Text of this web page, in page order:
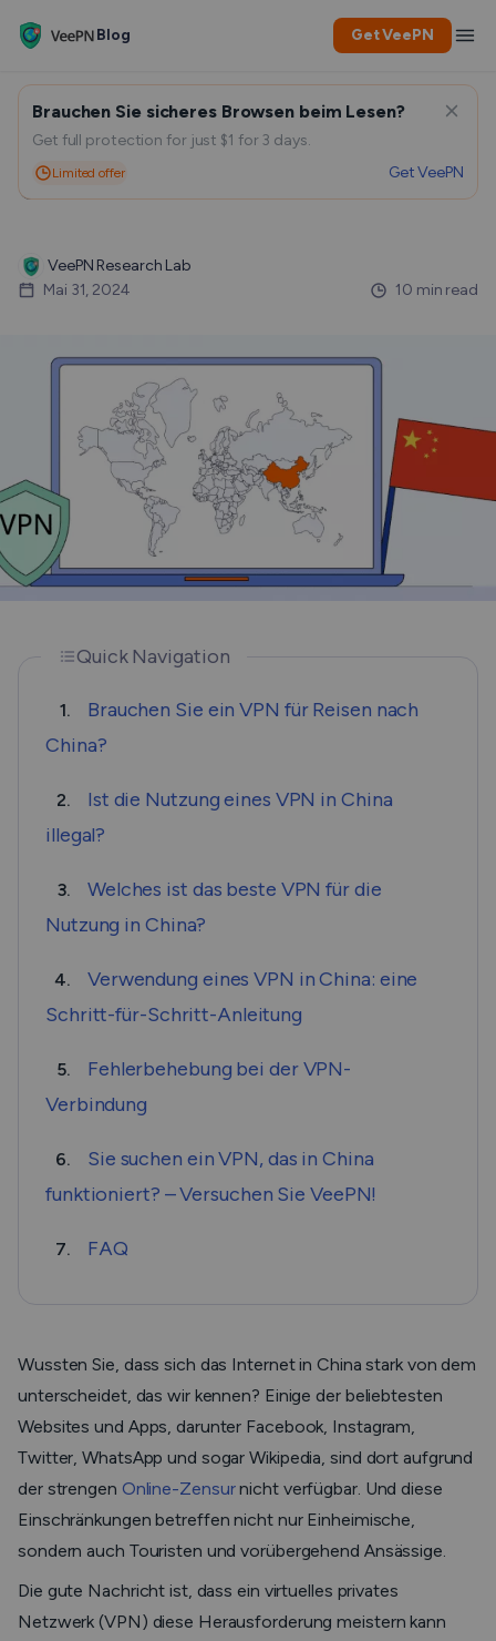
Blog Get VeePN
Bestes VPN für Reisen nach
China
VeePN Research Lab
Mai 31, 2024
10 min read
Quick Navigation
1.
Brauchen Sie ein VPN für Reisen nach
China?
2.
Ist die Nutzung eines VPN in China
illegal?
3.
Welches ist das beste VPN für die
Nutzung in China?
4.
Verwendung eines VPN in China: eine
Schritt-für-Schritt-Anleitung
5.
Fehlerbehebung bei der VPN-
Verbindung
6.
Sie suchen ein VPN, das in China
funktioniert? – Versuchen Sie VeePN!
7. FAQ
Wussten Sie, dass sich das Internet in China stark von dem
unterscheidet, das wir kennen? Einige der beliebtesten
Websites und Apps, darunter Facebook, Instagram,
Twitter, WhatsApp und sogar Wikipedia, sind dort aufgrund
der strengen Online-Zensurnicht verfügbar. Und diese
Einschränkungen betreffen nicht nur Einheimische,
sondern auch Touristen und vorübergehend Ansässige.
Die gute Nachricht ist, dass ein virtuelles privates
Netzwerk (VPN) diese Herausforderung meistern kann
Brauchen Sie sicheres Browsen beim Lesen?
Get full protection for just $1 for 3 days.
Limited offer Get VeePN